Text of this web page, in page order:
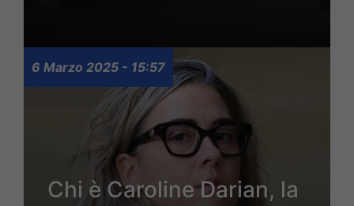
6 Marzo 2025 - 15:57
Chi è Caroline Darian, la